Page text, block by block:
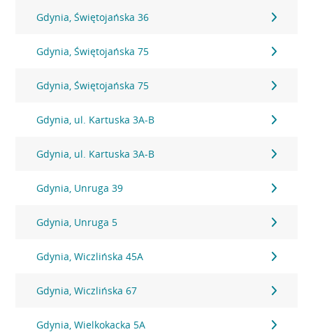
Gdynia, Świętojańska 36
Gdynia, Świętojańska 75
Gdynia, Świętojańska 75
Gdynia, ul. Kartuska 3A-B
Gdynia, ul. Kartuska 3A-B
Gdynia, Unruga 39
Gdynia, Unruga 5
Gdynia, Wiczlińska 45A
Gdynia, Wiczlińska 67
Gdynia, Wielkokacka 5A